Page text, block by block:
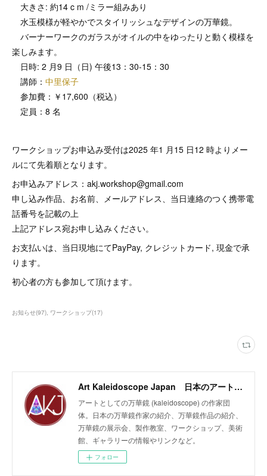
大きさ: 約14 c m /ミラー組みあり
水玉模様が軽やかでスタイリッシュなデザインの万華鏡。
バーナーワークのガラスがオイルの中をゆったりと動く模様を
楽しみます。
日時: 2 月9 日（日) 午後13：30-15：30
講師： 中里保子
参加費：￥17,600（税込）
定員：8 名
ワークショップお申込み受付は2025 年1 月15 日12 時よりメー
ルにて先着順となります。
お申込みアドレス：akj.workshop@gmail.com
申し込み作品、お名前、メールアドレス、当日連絡のつく携帯電
話番号を記載の上
上記アドレス宛お申し込みください。
お支払いは、当日現地にてPayPay, クレジットカード, 現金で承
ります。
初心者の方も参加して頂けます。
お知らせ(97) ワークショップ(17)
Art Kaleidoscope Japan 日本のアート万華鏡の作家団体
アートとしての万華鏡 (kaleidoscope) の作家団
体。日本の万華鏡作家の紹介、万華鏡作品の紹介、
万華鏡の展示会、製作教室、ワークショップ、美術
館、ギャラリーの情報やリンクなど。
フォロー